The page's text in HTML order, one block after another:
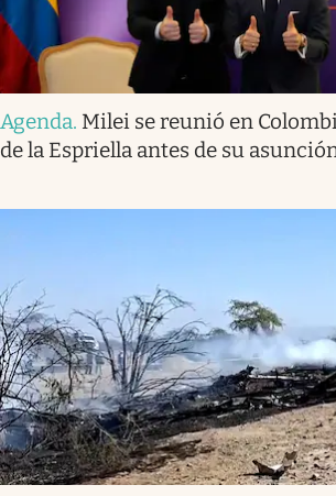
Agenda. Milei se reunió en
de la Espriella antes de su